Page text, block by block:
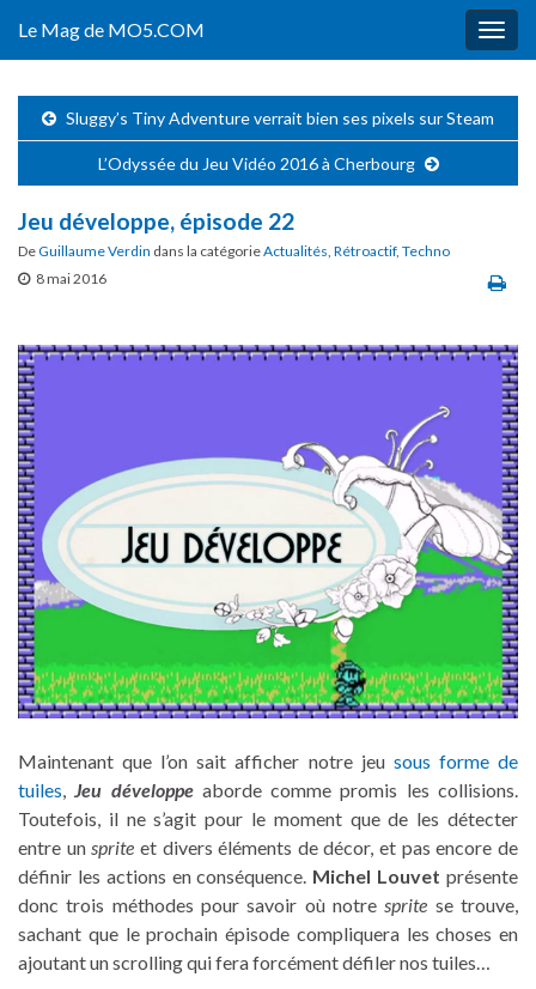
Le Mag de MO5.COM
Sluggy’s Tiny Adventure verrait bien ses pixels sur Steam
L’Odyssée du Jeu Vidéo 2016 à Cherbourg
Jeu développe, épisode 22
DeGuillaume Verdin dans la catégorieActualités, Rétroactif, Techno
8 mai 2016
Maintenant que l’on sait afficher notre jeu sous forme de
tuiles,Jeu développeaborde comme promis les collisions.
Toutefois, il ne s’agit pour le moment que de les détecter
entre unsprite et divers éléments de décor, et pas encore de
définir les actions en conséquence. Michel Louvet présente
donc trois méthodes pour savoir où notresprite se trouve,
sachant que le prochain épisode compliquera les choses en
ajoutant un scrolling qui fera forcément défiler nos tuiles…